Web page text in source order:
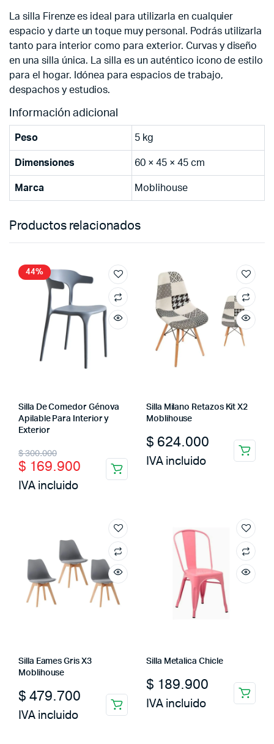
La silla Firenze es ideal para utilizarla en cualquier
espacio y darte un toque muy personal. Podrás utilizarla
tanto para interior como para exterior. Curvas y diseño
en una silla única. La silla es un auténtico icono de estilo
para el hogar. Idónea para espacios de trabajo,
despachos y estudios.
Información adicional
Peso 5 kg
Dimensiones 60 × 45 × 45 cm
Marca Moblihouse
Productos relacionados
44%
Silla De Comedor Génova
Apilable Para Interior y
Exterior
$300.000
Original
price
was:
$ 169.900
Current
price
is:
IVA incluido
Silla Milano Retazos Kit X2
Moblihouse
$ 624.000
IVA incluido
Silla Eames Gris X3
Moblihouse
$ 479.700
IVA incluido
Silla Metalica Chicle
$ 189.900
IVA incluido